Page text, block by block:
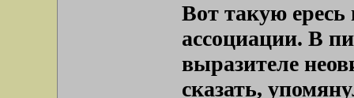
Вот такую
ассоциации. В
выразителе
сказать,